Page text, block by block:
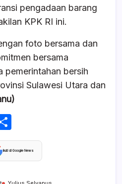
pengadaan barang
KPK RI ini.
foto bersama dan
bersama
pemerintahan bersih
Sulawesi Utara dan
h
ar
Ikuti di Google News